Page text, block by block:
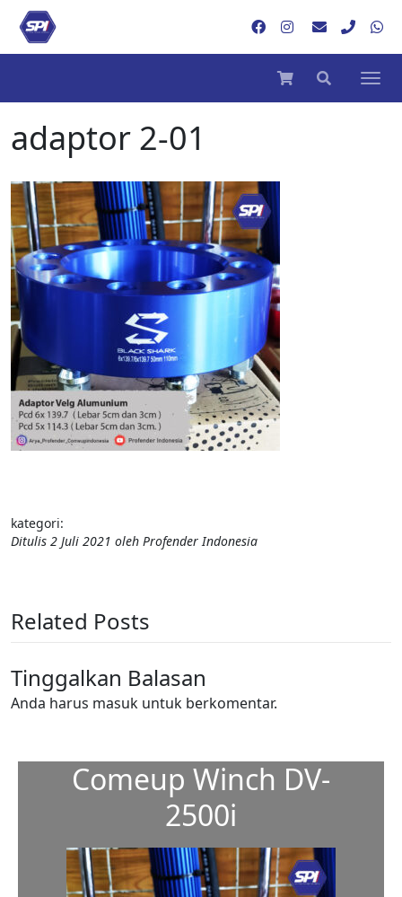
adaptor 2-01
kategori:
Ditulis 2 Juli 2021 oleh Profender Indonesia
Related Posts
Tinggalkan Balasan
Anda harus masuk untuk berkomentar.
Comeup Winch DV-
2500i